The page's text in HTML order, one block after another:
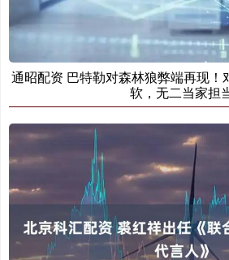
通昭配资 巴特勒对森林狼弊端再现！
软，无二当家担